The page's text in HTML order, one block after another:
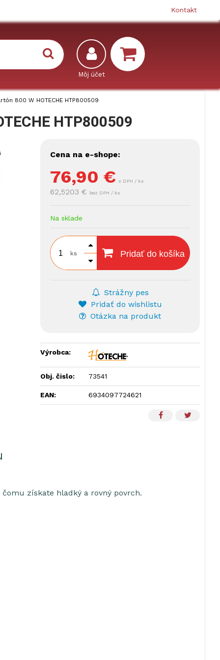
Kontakt
800 W HOTECHE HTP800509
HTP800509
Cena na e-shope:
76,90 € s DPH / ks
62,5203 € bez DPH / ks
Na sklade
ks Pridať do košíka
Strážny pes
Pridať do wishlistu
Otázka na produkt
Výrobca:
Obj. čislo: 73541
EAN: 6934097724621
získate hladký a rovný povrch.